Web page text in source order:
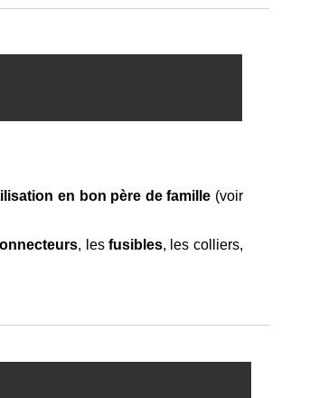
en bon père de famille (voir
, les fusibles, les colliers,